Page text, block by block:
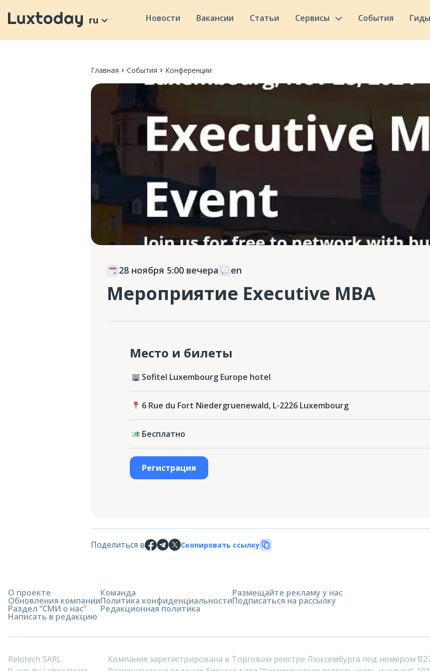
ru Новости Вакансии Статьи Сервисы События Гиды
Главная События Конференции
28 ноября 5:00 вечера en
Мероприятие Executive MBA
Место и билеты
Sofitel Luxembourg Europe hotel
6 Rue du Fort Niedergruenewald, L-2226 Luxembourg
Бесплатно
Регистрация
Поделиться в Скопировать ссылку
О проекте
Обновления компании
Раздел “СМИ о нас”
Написать в редакцию
Команда
Политика конфиденциальности
Редакционная политика
Размещайте рекламу у нас
Подписаться на рассылку
Relotech SARL
Компания зарегистрирована в Торговом реестре Люксембурга под номером